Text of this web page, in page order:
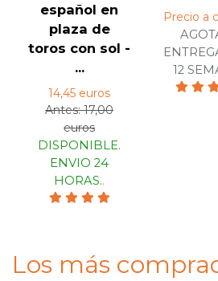
español en
plaza de
toros con sol -
...
14,45 euros
Antes: 17,00
euros
DISPONIBLE.
ENVIO 24
HORAS..
Precio a
12
Los más